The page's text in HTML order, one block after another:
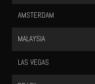
AMSTERDAM
MALAYSIA
LAS VEGAS